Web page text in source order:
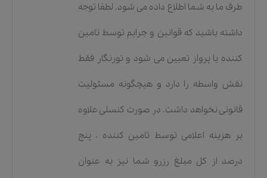
طرف ما به شما اطلاع داده می شود. لطفا توجه
داشته باشید که قوانین و جرایم توسط تامین
کننده یا پرواز تعیین می شود و تورنگار فقط
نقش واسطه را دارد و هیچگونه مسئولیت
قانونی نخواهد داشت. در صورت کنسلی علاوه
بر هزینه اعلامی توسط تامین کننده ، پنج
درصد از کل مبلغ رزرو شما نیز به عنوان